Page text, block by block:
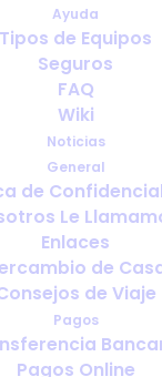
Ayuda
Tipos de Equipos
Seguros
FAQ
Wiki
Noticias
General
de
Le
Enlaces
de
de Viaje
Pagos
Pagos Online
la tarjeta
(TSE) y la
europea
31, 2025 | IN